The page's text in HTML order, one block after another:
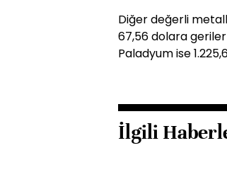
Diğer değerli
67,56 dolara
Paladyum ise
İlgili